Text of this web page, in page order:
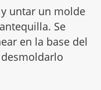
y untar un molde
Se
en la base del